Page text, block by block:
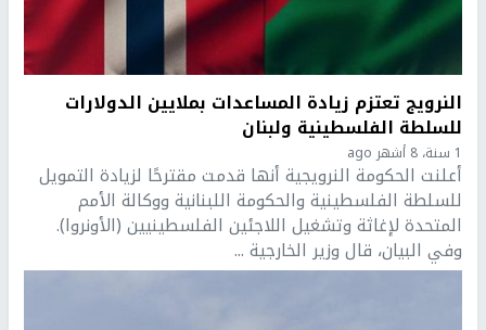
النرويج تعتزم زيادة المساعدات بملايين الدولارات
للسلطة الفلسطينية ولبنان
1 سنة، 8 أشهر ago
أعلنت الحكومة النرويجية أنها قدمت مقترحًا لزيادة التمويل
للسلطة الفلسطينية والحكومة اللبنانية ووكالة الأمم
المتحدة لإغاثة وتشغيل اللاجئين الفلسطينيين (الأونروا).
وفي البيان، قال وزير الخارجية ...